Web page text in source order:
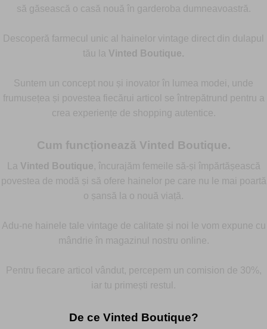
să găsească o casă nouă în garderoba dumneavoastră.
Descoperă farmecul unic al hainelor vintage direct din dulapul
tău la Vinted Boutique.
Suntem un concept nou și inovator în lumea modei, unde
frumusețea și povestea fiecărui articol se întrepătrund pentru a
crea experiențe de shopping autentice.
Cum funcționează Vinted Boutique.
La Vinted Boutique, încurajăm femeile să-și împărtășească
povestea de modă și să ofere hainelor pe care nu le mai poartă
o șansă la o nouă viață.
Adu-ne hainele tale vintage de calitate și noi le vom expune cu
mândrie în magazinul nostru online.
Pentru fiecare articol vândut, percepem un comision de 30%,
iar tu primești restul.
De ce Vinted Boutique?